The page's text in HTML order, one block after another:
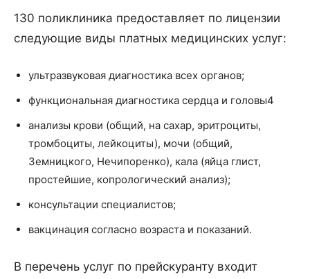
130 поликлиника предоставляет по лицензии
следующие виды платных медицинских услуг:
ультразвуковая диагностика всех органов;
функциональная диагностика сердца и головы4
анализы крови (общий, на сахар, эритроциты,
тромбоциты, лейкоциты), мочи (общий,
Земницкого, Нечипоренко), кала (яйца глист,
простейшие, копрологический анализ);
консультации специалистов;
вакцинация согласно возраста и показаний.
В перечень услуг по прейскуранту входит